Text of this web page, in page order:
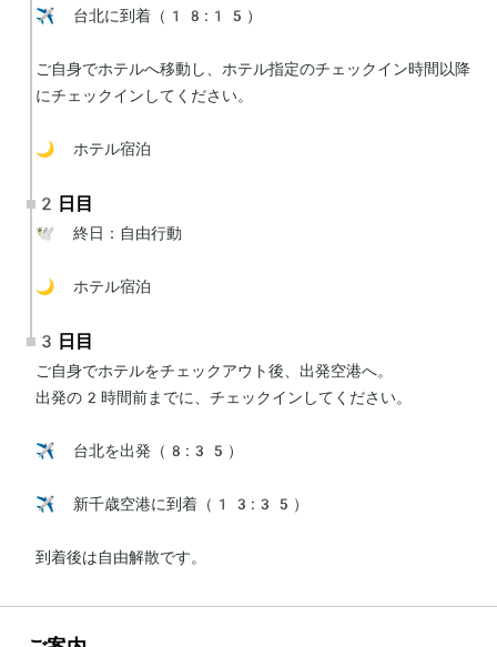
✈️ 台北に到着（18:15）
ご自身でホテルへ移動し、ホテル指定のチェックイン時間以降
にチェックインしてください。
🌙 ホテル宿泊
2日目
🕊 終日：自由行動
🌙 ホテル宿泊
3日目
ご自身でホテルをチェックアウト後、出発空港へ。
出発の2時間前までに、チェックインしてください。
✈️ 台北を出発（8:35）
✈️ 新千歳空港に到着（13:35）
到着後は自由解散です。